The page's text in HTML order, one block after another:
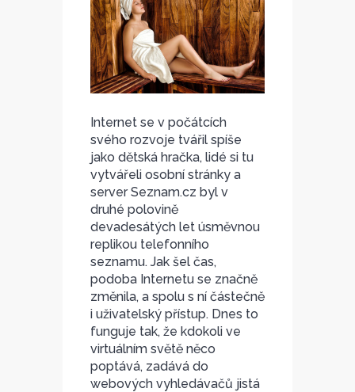
Internet se v počátcích
svého rozvoje tvářil spíše
jako dětská hračka, lidé si tu
vytvářeli osobní stránky a
server Seznam.cz byl v
druhé polovině
devadesátých let úsměvnou
replikou telefonního
seznamu. Jak šel čas,
podoba Internetu se značně
změnila, a spolu s ní částečně
i uživatelský přístup. Dnes to
funguje tak, že kdokoli ve
virtuálním světě něco
poptává, zadává do
webových vyhledávačů jistá